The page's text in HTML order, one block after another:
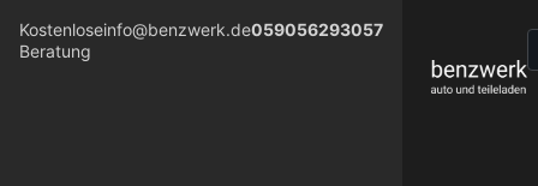
Kostenlose
Beratung
info@benzwerk.de059056293057